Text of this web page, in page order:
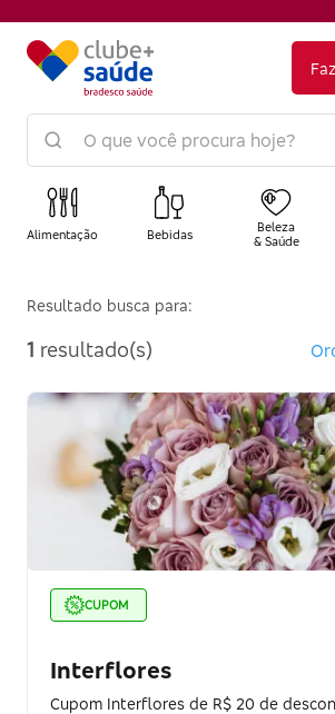
Alimentação Bebidas
Beleza
& Saúde
Resultado busca para:
1 resultado(s)
CUPOM
Interflores
Cupom Interflores de R$ 20 de